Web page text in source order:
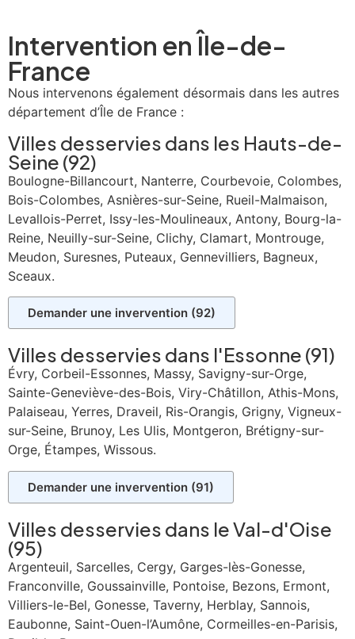
Intervention en Île-de-
France
Nous intervenons également désormais dans les autres
département d’Île de France :
Villes desservies dans les Hauts-de-
Seine (92)
Boulogne-Billancourt, Nanterre, Courbevoie, Colombes,
Bois-Colombes, Asnières-sur-Seine, Rueil-Malmaison,
Levallois-Perret, Issy-les-Moulineaux, Antony, Bourg-la-
Reine, Neuilly-sur-Seine, Clichy, Clamart, Montrouge,
Meudon, Suresnes, Puteaux, Gennevilliers, Bagneux,
Sceaux.
Demander une invervention (92)
Villes desservies dans l'Essonne (91)
Évry, Corbeil-Essonnes, Massy, Savigny-sur-Orge,
Sainte-Geneviève-des-Bois, Viry-Châtillon, Athis-Mons,
Palaiseau, Yerres, Draveil, Ris-Orangis, Grigny, Vigneux-
sur-Seine, Brunoy, Les Ulis, Montgeron, Brétigny-sur-
Orge, Étampes, Wissous.
Demander une invervention (91)
Villes desservies dans leVal-d'Oise
(95)
Argenteuil, Sarcelles, Cergy, Garges-lès-Gonesse,
Franconville, Goussainville, Pontoise, Bezons, Ermont,
Villiers-le-Bel, Gonesse, Taverny, Herblay, Sannois,
Eaubonne, Saint-Ouen-l’Aumône, Cormeilles-en-Parisis,